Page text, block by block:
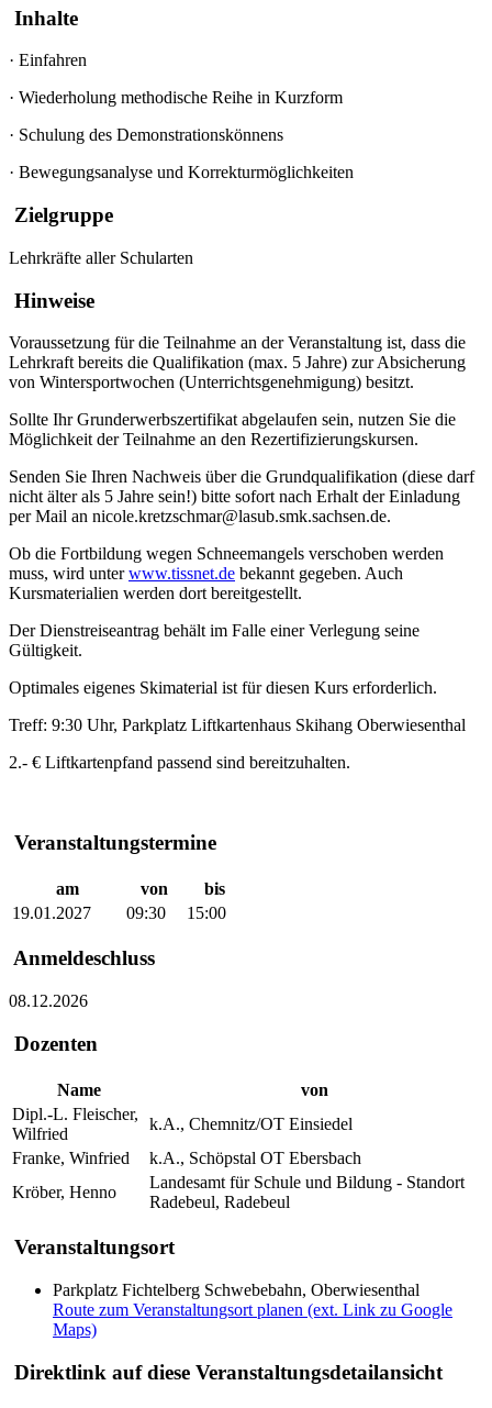
Inhalte
· Einfahren
· Wiederholung methodische Reihe in Kurzform
· Schulung des Demonstrationskönnens
· Bewegungsanalyse und Korrekturmöglichkeiten
Zielgruppe
Lehrkräfte aller Schularten
Hinweise
Voraussetzung für die Teilnahme an der Veranstaltung ist, dass die
Lehrkraft bereits die Qualifikation (max. 5 Jahre) zur Absicherung
von Wintersportwochen (Unterrichtsgenehmigung) besitzt.
Sollte Ihr Grunderwerbszertifikat abgelaufen sein, nutzen Sie die
Möglichkeit der Teilnahme an den Rezertifizierungskursen.
Senden Sie Ihren Nachweis über die Grundqualifikation (diese darf
nicht älter als 5 Jahre sein!) bitte sofort nach Erhalt der Einladung
per Mail an nicole.kretzschmar@lasub.smk.sachsen.de.
Ob die Fortbildung wegen Schneemangels verschoben werden
muss, wird unterwww.tissnet.de bekannt gegeben. Auch
Kursmaterialien werden dort bereitgestellt.
Der Dienstreiseantrag behält im Falle einer Verlegung seine
Gültigkeit.
Optimales eigenes Skimaterial ist für diesen Kurs erforderlich.
Treff: 9:30 Uhr, Parkplatz Liftkartenhaus Skihang Oberwiesenthal
2.- € Liftkartenpfand passend sind bereitzuhalten.
Veranstaltungstermine
am von
bis
19.01.2027
09:30 15:00
Anmeldeschluss
08.12.2026
Dozenten
Name
von
Dipl.-L. Fleischer,
Wilfried
k.A., Chemnitz/OT Einsiedel
Franke, Winfried
k.A., Schöpstal OT Ebersbach
Kröber, Henno
Landesamt für Schule und Bildung - Standort
Radebeul, Radebeul
Veranstaltungsort
Parkplatz Fichtelberg Schwebebahn, Oberwiesenthal
Route zum Veranstaltungsort planen (ext. Link zu Google
Maps)
Direktlink auf diese Veranstaltungsdetailansicht